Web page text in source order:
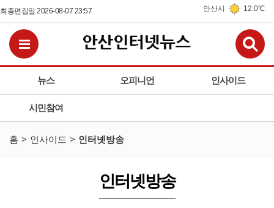
최종편집일 2026-08-07 23:57 안산시 12.0℃
뉴스 오피니언 인사이드
시민참여
전체메뉴보기
홈 인사이드 인터넷방송
인터넷방송